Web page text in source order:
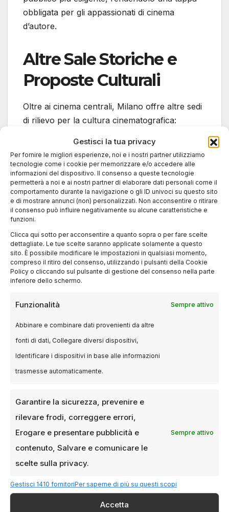
Gestisci la tua privacy
Per fornire le migliori esperienze, noi e i nostri partner utilizziamo
tecnologie come i cookie per memorizzare e/o accedere alle
informazioni del dispositivo. Il consenso a queste tecnologie
permetterà a noi e ai nostri partner di elaborare dati personali come il
comportamento durante la navigazione o gli ID univoci su questo sito
e di mostrare annunci (non) personalizzati. Non acconsentire o ritirare
il consenso può influire negativamente su alcune caratteristiche e
funzioni.
Clicca qui sotto per acconsentire a quanto sopra o per fare scelte
dettagliate. Le tue scelte saranno applicate solamente a questo
sito. È possibile modificare le impostazioni in qualsiasi momento,
compreso il ritiro del consenso, utilizzando i pulsanti della Cookie
Policy o cliccando sul pulsante di gestione del consenso nella parte
inferiore dello schermo.
Funzionalità Sempre attivo
Abbinare e combinare dati provenienti da altre
fonti di dati, Collegare diversi dispositivi,
Identificare i dispositivi in base alle informazioni
trasmesse automaticamente.
Garantire la sicurezza, prevenire e
rilevare frodi, correggere errori,
Erogare e presentare pubblicità e
contenuto, Salvare e comunicare le
scelte sulla privacy.
Sempre attivo
Gestisci 1410 fornitoriPer saperne di più su questi scopi
Accetta
obbligata per gli appassionati di cinema
d’autore.
Altre Sale Storiche e
Proposte Culturali
Oltre ai cinema centrali, Milano offre altre sedi
di rilievo per la cultura cinematografica:
Cinema Centrale:
Tradizione e Qualità
Il Cinema Centrale, situato in via Torino, è una
delle sale più antiche ancora in attività,
apprezzato per la selezione di titoli alternative
e rassegne di qualità, in spazi raccolti e
accoglienti.
Cineteatro Stella e Orfeo:
Cinema con Spirito Locale
Sale come Cineteatro Stella e Orfeo Multisala
combinano proposte cinematografiche con
eventi culturali e cineforum, offrendo soluzioni
diverse per il pubblico milanese.
Programmi e Festival di
Marzo
di Sguardi Altrove Women’s International Film
Festival, che dal 10 al 28 marzo propone oltre